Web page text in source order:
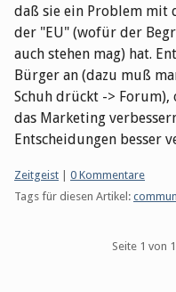
daß sie ein Problem mit
der "EU" (wofür der
auch stehen mag) hat.
Bürger an (dazu muß
Schuh drückt ->
das Marketing
Entscheidungen besser
Kategorien:
Zeitgeist
0 Kommentare
Tags für diesen Artikel:
Seite 1 von